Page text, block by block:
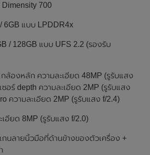
Dimensity 700
6GB แบบ LPDDR4x
/ 128GB แบบ UFS 2.2 (รองรับ
ล้องหลัก ความละเอียด 48MP (รูรับแสง
ซอร์ depth ความละเอียด 2MP (รูรับแสง
ความละเอียด 2MP (รูรับแสง f/2.4)
อียด 8MP (รูรับแสง f/2.0)
กนลายนิ้วมือที่ด้านข้างของตัวเครื่อง +